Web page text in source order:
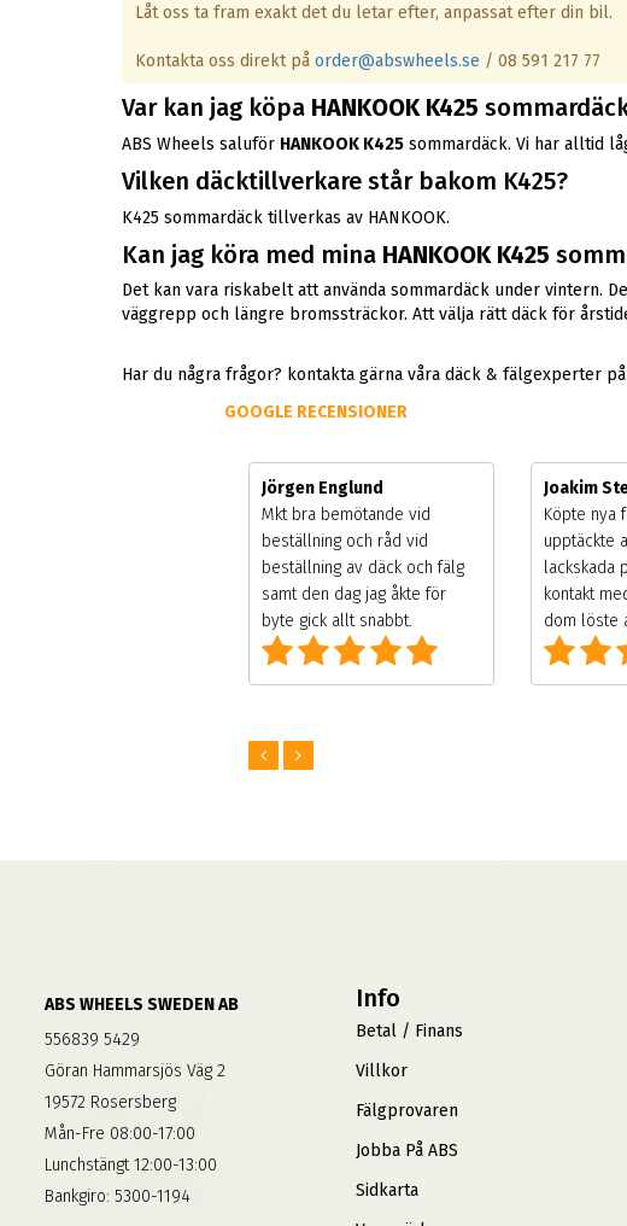
Låt oss ta fram exakt det du letar efter, anpassat efter din bil.
Kontakta oss direkt på order@abswheels.se / 08 591 217 77
Var kan jag köpa HANKOOK K425
ABS Wheels saluför HANKOOK K425sommardäck. Vi har alltid
Vilken däcktillverkare står bakom K425?
K425 sommardäck tillverkas av HANKOOK.
Kan jag köra med mina HANKOOK K425
Det kan vara riskabelt att använda sommardäck under vintern.
väggrepp och längre bromssträckor. Att välja rätt däck för
Har du några frågor? kontakta gärna våra däck & fälgexperter
GOOGLE RECENSIONER
Jörgen Englund
Mkt bra bemötande vid
beställning och råd vid
beställning av däck och fälg
samt den dag jag åkte för
byte gick allt snabbt.
Joakim
Köpte nya
upptäckte
lackskada
kontakt
dom löste
ABS WHEELS SWEDEN AB
556839 5429
Göran Hammarsjös Väg 2
19572 Rosersberg
Mån-Fre 08:00-17:00
Lunchstängt 12:00-13:00
Bankgiro: 5300-1194
Info
Betal / Finans
Villkor
Fälgprovaren
Jobba På ABS
Sidkarta